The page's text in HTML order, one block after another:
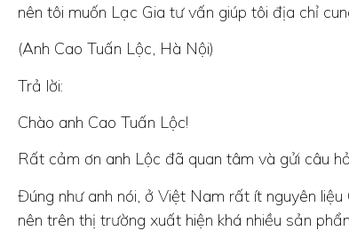
nên tôi muốn Lạc Gia tư vấn giúp tôi địa chỉ
(Anh Cao Tuấn Lộc, Hà Nội)
Trả lời:
Chào anh Cao Tuấn Lộc!
Rất cảm ơn anh Lộc đã quan tâm và gửi câu
Đúng như anh nói, ở Việt Nam rất ít nguyên
nên trên thị trường xuất hiện khá nhiều sản